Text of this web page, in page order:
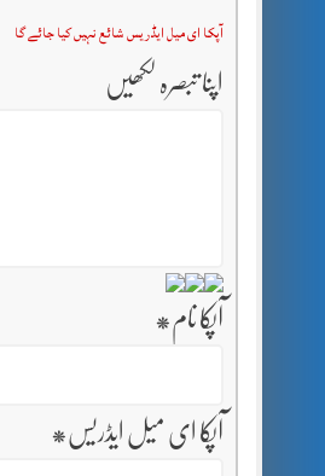
آپکا ای میل ایڈریس شائع نہیں کیا جائے گا
اپنا تبصرہ لکھیں
آپکا نام *
آپکا ای میل ایڈریس *